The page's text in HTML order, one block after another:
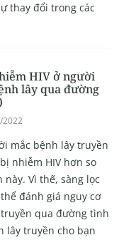
thay đổi trong các
HIV ở người
lây qua đường
2022
mắc bệnh lây truyền
nhiễm HIV hơn so
Vì thế, sàng lọc
đánh giá nguy cơ
qua đường tình
lây truyền cho bạn